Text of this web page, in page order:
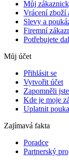
Můj
Vrácení zboží
Slevy a
Firemní
Potřebujete
Můj účet
Přihlásit se
Vytvořit účet
Zapomněli
Kde je moje
Uplatnit
Zajímavá fakta
Poradce
Partnerský